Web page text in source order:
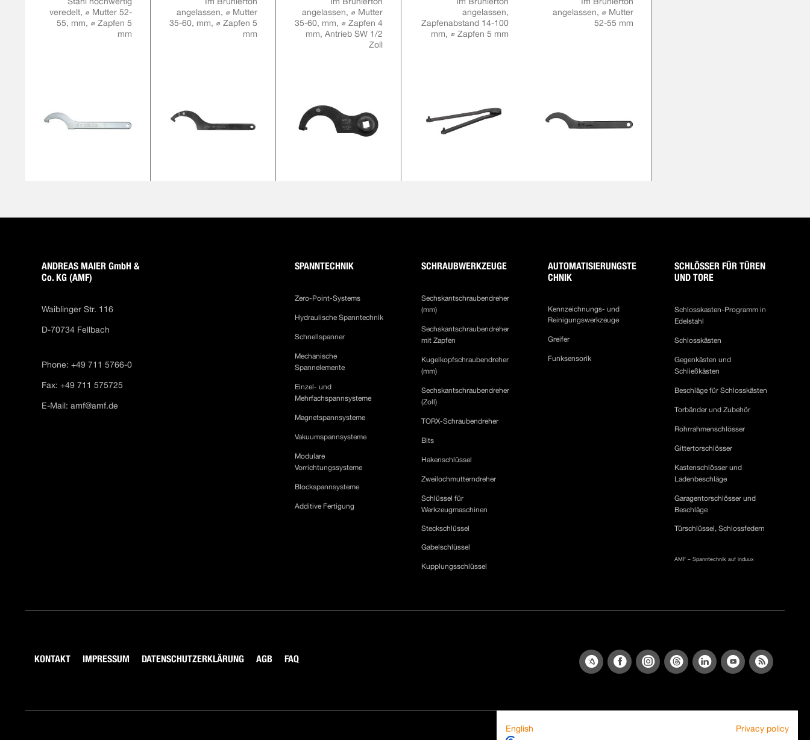
veredelt, ⌀ Mutter 52-
55, mm, ⌀ Zapfen 5
mm
angelassen, ⌀ Mutter
35-60, mm, ⌀ Zapfen 5
mm
SEL
angelassen, ⌀ Mutter
35-60, mm, ⌀ Zapfen 4
mm, Antrieb SW 1/2
Zoll
angelassen,
Zapfenabstand 14-100
mm, ⌀ Zapfen 5 mm
angelassen, ⌀ Mutter
52-55 mm
ANDREAS MAIER GmbH &
Co. KG (AMF)
Waiblinger Str. 116
D-70734 Fellbach
Phone: +49 711 5766-0
Fax: +49 711 575725
E-Mail:amf@amf.de
SPANNTECHNIK
Zero-Point-Systems
Hydraulische Spanntechnik
Schnellspanner
Mechanische
Spannelemente
Einzel- und
Mehrfachspannsysteme
Magnetspannsysteme
Vakuumspannsysteme
Modulare
Vorrichtungssysteme
Blockspannsysteme
Additive Fertigung
SCHRAUBWERKZEUGE
Sechskantschraubendreher
(mm)
Sechskantschraubendreher
mit Zapfen
Kugelkopfschraubendreher
(mm)
Sechskantschraubendreher
(Zoll)
TORX-Schraubendreher
Bits
Hakenschlüssel
Zweilochmutterndreher
Schlüssel für
Werkzeugmaschinen
Steckschlüssel
Gabelschlüssel
Kupplungsschlüssel
AUTOMATISIERUNGSTE
CHNIK
Kennzeichnungs- und
Reinigungswerkzeuge
Greifer
Funksensorik
SCHLÖSSER FÜR TÜREN
UND TORE
Schlosskasten-Programm in
Edelstahl
Schlosskästen
Gegenkästen und
Schließkästen
Beschläge für Schlosskästen
Torbänder und Zubehör
Rohrrahmenschlösser
Gittertorschlösser
Kastenschlösser und
Ladenbeschläge
Garagentorschlösser und
Beschläge
Türschlüssel, Schlossfedern
AMF – Spanntechnik auf induux
KONTAKT IMPRESSUM DATENSCHUTZERKLÄRUNG AGB FAQ
English Privacy policy